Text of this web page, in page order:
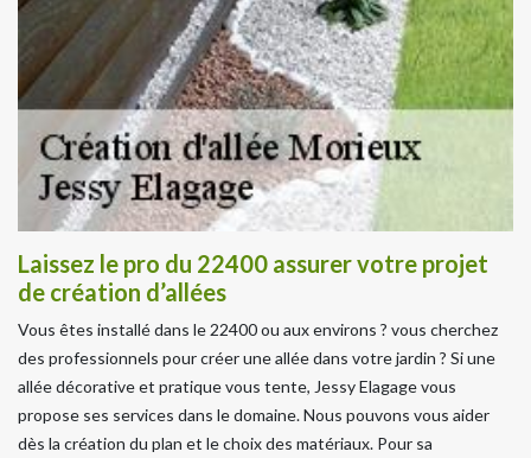
Laissez le pro du 22400 assurer votre projet
de création d’allées
Vous êtes installé dans le 22400 ou aux environs ? vous cherchez
des professionnels pour créer une allée dans votre jardin ? Si une
allée décorative et pratique vous tente, Jessy Elagage vous
propose ses services dans le domaine. Nous pouvons vous aider
dès la création du plan et le choix des matériaux. Pour sa